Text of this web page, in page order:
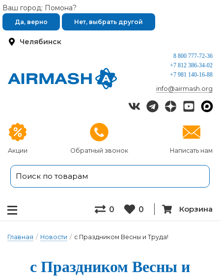
Челябинск
Ваш город: Помона?
Да, верно Нет, выбрать другой
Акции Обратный звонок Написать нам
8 800 777-72-36
+7 812 386-34-02
+7 981 140-16-88
info@airmash.org
0 0 Корзина
Главная / Новости / с Праздником Весны и Труда!
с Праздником Вес­ны и